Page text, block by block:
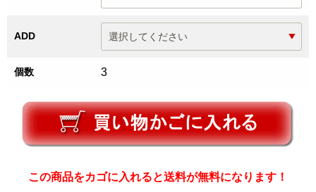
ADD
個数 3
この商品をカゴに入れると送料が無料になります！